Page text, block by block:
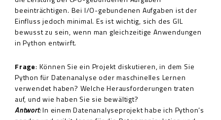
beeinträchtigen. Bei I/O-gebundenen Aufgaben ist der
Einfluss jedoch minimal. Es ist wichtig, sich des GIL
bewusst zu sein, wenn man gleichzeitige Anwendungen
in Python entwirft.
Frage: Können Sie ein Projekt diskutieren, in dem Sie
Python für Datenanalyse oder maschinelles Lernen
verwendet haben? Welche Herausforderungen traten
auf, und wie haben Sie sie bewältigt?
Antwort:In einem Datenanalyseprojekt habe ich Python’s